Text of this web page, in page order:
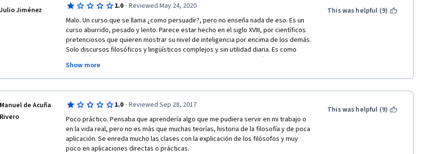
Julio Jiménez 1.0 · Reviewed May 24, 2020
Malo. Un curso que se llama ¿como persuadir?, pero no enseña nada de eso. Es un
curso aburrido, pesado y lento. Parece estar hecho en el siglo XVIII, por científicos
pretenciosos que quieren mostrar su nivel de inteligencia por encima de los demás.
Solo discursos filosóficos y lingüísticos complejos y sin utilidad diaria. Es como
inscribirse en un curso de helados y usted solo reciba clases de química,
matemáticas, historia de la química, de los alimentos y conocer las vidas de los
científicos que crearon los sabores. En conclusión, hacen de la persuacion algo
aburrido, monótono y hecho para discursos de viejos bibliotecarios
Show more
This was helpful (9)
Manuel de Acuña
Rivero
1.0 · Reviewed Sep 28, 2017
Poco práctico. Pensaba que aprendería algo que me pudiera servir en mi trabajo o
en la vida real, pero no es más que muchas teorías, historia de la filosofía y de poca
aplicación. Se enreda mucho las clases con la explicación de los filósofos y muy
poco en aplicaciones directas o prácticas.
This was helpful (9)